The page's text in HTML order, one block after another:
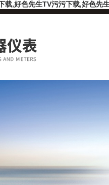
载,好色先生TV污污下载,好色先